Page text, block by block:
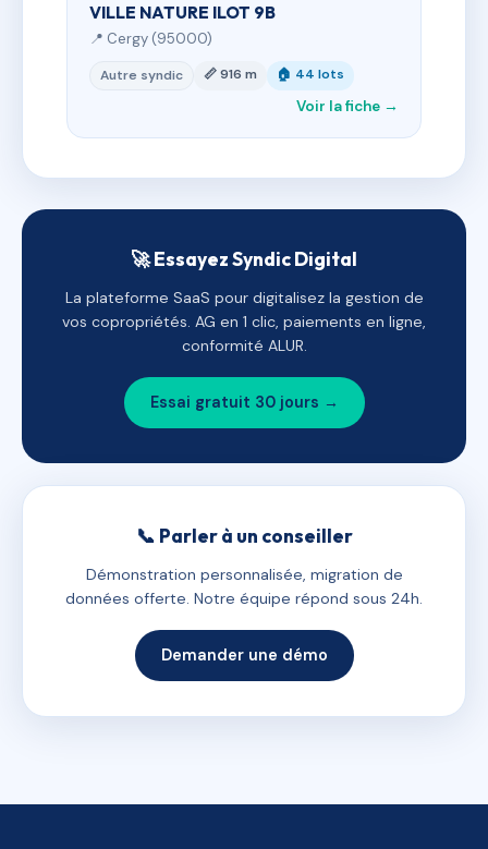
VILLE NATURE ILOT 9B
📍 Cergy (95000)
Autre syndic 📏 916 m 🏠 44 lots
Voir la fiche →
🚀 Essayez Syndic Digital
La plateforme SaaS pour digitalisez la gestion de
vos copropriétés. AG en 1 clic, paiements en ligne,
conformité ALUR.
Essai gratuit 30 jours →
📞 Parler à un conseiller
Démonstration personnalisée, migration de
données offerte. Notre équipe répond sous 24h.
Demander une démo